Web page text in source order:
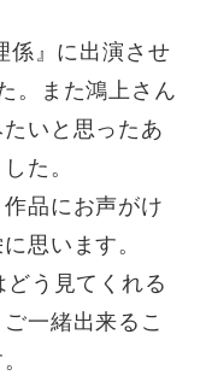
係』に出演させ
。また鴻上さん
いと思ったあ
た。
品にお声がけ
思います。
う見てくれる
一緒出来るこ